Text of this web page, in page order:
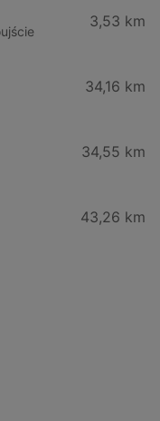
3,53 km
34,16 km
34,55 km
43,26 km